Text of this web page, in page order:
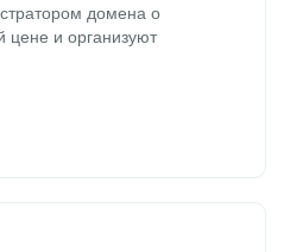
домена о
цене и организуют